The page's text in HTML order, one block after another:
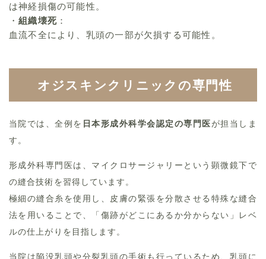
は神経損傷の可能性。
・組織壊死 ：
血流不全により、乳頭の一部が欠損する可能性。
オジスキンクリニックの専門性
当院では、全例を 日本形成外科学会認定の専門医が担当しま
す。
形成外科専門医は、マイクロサージャリーという顕微鏡下で
の縫合技術を習得しています。
極細の縫合糸を使用し、皮膚の緊張を分散させる特殊な縫合
法を用いることで、「傷跡がどこにあるか分からない」レベ
ルの仕上がりを目指します。
当院は陥没乳頭や分裂乳頭の手術も行っているため、乳頭に